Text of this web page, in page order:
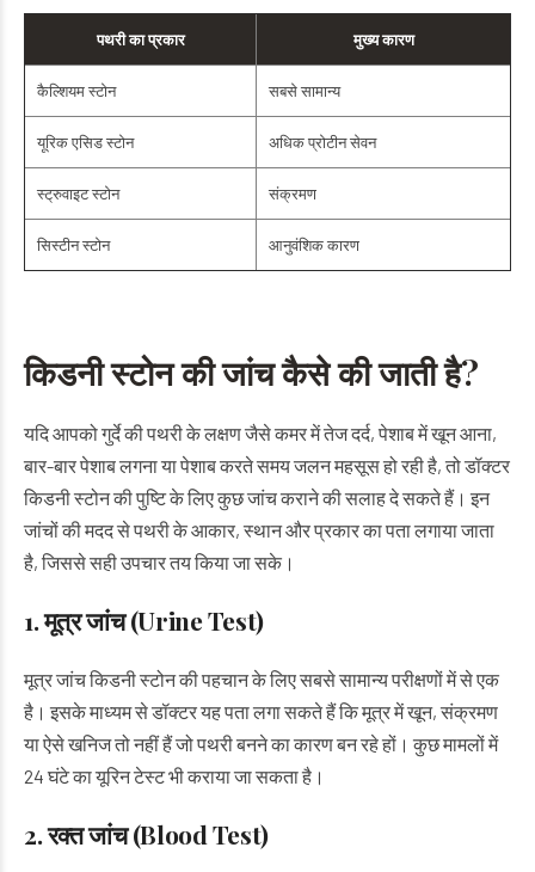
पथरी का प्रकार मुख्य कारण
कैल्शियम स्टोन सबसे सामान्य
यूरिक एसिड स्टोन अधिक प्रोटीन सेवन
स्ट्रुवाइट स्टोन संक्रमण
सिस्टीन स्टोन आनुवंशिक कारण
किडनी स्टोन की जांच कैसे की जाती है?
यदि आपको गुर्दे की पथरी के लक्षण जैसे कमर में तेज दर्द, पेशाब में खून आना,
बार-बार पेशाब लगना या पेशाब करते समय जलन महसूस हो रही है, तो डॉक्टर
किडनी स्टोन की पुष्टि के लिए कुछ जांच कराने की सलाह दे सकते हैं। इन
जांचों की मदद से पथरी के आकार, स्थान और प्रकार का पता लगाया जाता
है, जिससे सही उपचार तय किया जा सके।
1. मूत्र जांच (Urine Test)
मूत्र जांच किडनी स्टोन की पहचान के लिए सबसे सामान्य परीक्षणों में से एक
है। इसके माध्यम से डॉक्टर यह पता लगा सकते हैं कि मूत्र में खून, संक्रमण
या ऐसे खनिज तो नहीं हैं जो पथरी बनने का कारण बन रहे हों। कुछ मामलों में
24 घंटे का यूरिन टेस्ट भी कराया जा सकता है।
2. रक्त जांच (Blood Test)